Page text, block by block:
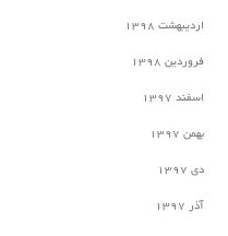
اردیبهشت ۱۳۹۸
فروردین ۱۳۹۸
اسفند ۱۳۹۷
بهمن ۱۳۹۷
دی ۱۳۹۷
آذر ۱۳۹۷